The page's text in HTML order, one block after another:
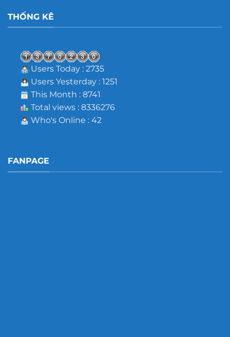
THỐNG KÊ
Users Today : 2735
Users Yesterday : 1251
This Month : 8741
Total views : 8336276
Who's Online : 42
FANPAGE